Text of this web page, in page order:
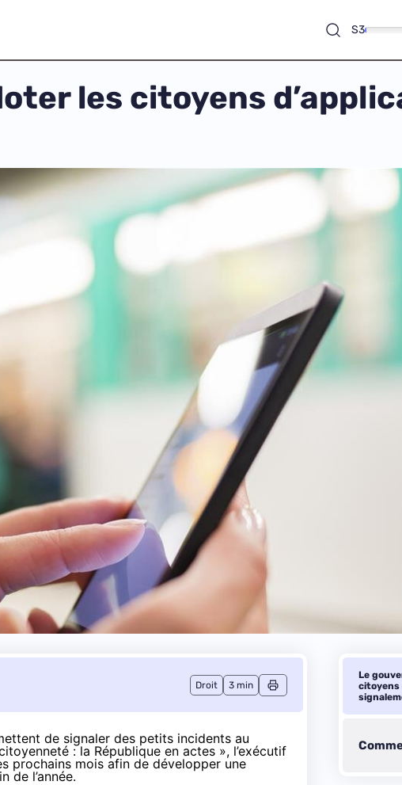
S3
les citoyens
Droit 3 min
de signaler des petits incidents au
: la République en actes », l’exécutif
prochains mois afin de développer une
de l’année.
Le
citoyens